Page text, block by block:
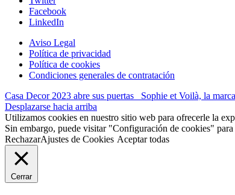
Facebook
LinkedIn
Aviso Legal
Política de privacidad
Política de cookies
Condiciones generales de contratación
Casa Decor 2023 abre sus puertas
Sophie et Voilà, la
Desplazarse hacia arriba
Utilizamos cookies en nuestro sitio web para ofrecerle la
Sin embargo, puede visitar "Configuración de cookies"
RechazarAjustes de Cookies Aceptar todas
Cerrar